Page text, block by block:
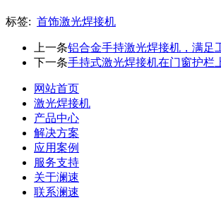
标签: 首饰激光焊接机
上一条铝合金手持激光焊接机，满足
下一条手持式激光焊接机在门窗护栏
网站首页
激光焊接机
产品中心
解决方案
应用案例
服务支持
关于澜速
联系澜速